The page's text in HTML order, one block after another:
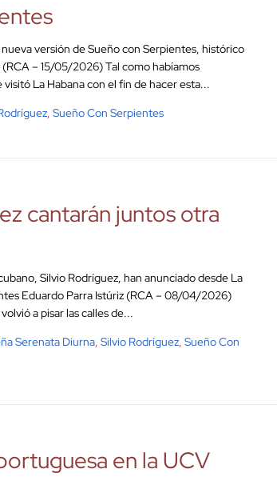
versión de Sueño con Serpientes, histórico
– 15/05/2026) Tal como habíamos
La Habana con el fin de hacer esta...
, Sueño Con Serpientes
cantarán juntos otra
Silvio Rodríguez, han anunciado desde La
Eduardo Parra Istúriz (RCA – 08/04/2026)
a pisar las calles de...
Serenata Diurna, Silvio Rodríguez, Sueño Con
en la UCV